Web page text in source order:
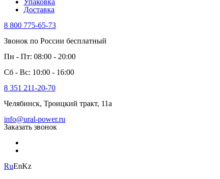
Упаковка
Доставка
8 800 775-65-73
Звонок по России бесплатный
Пн - Пт: 08:00 - 20:00
Сб - Вс: 10:00 - 16:00
8 351 211-20-70
Челябинск, Троицкий тракт, 11а
info@ural-power.ru
Заказать звонок
RuEnKz